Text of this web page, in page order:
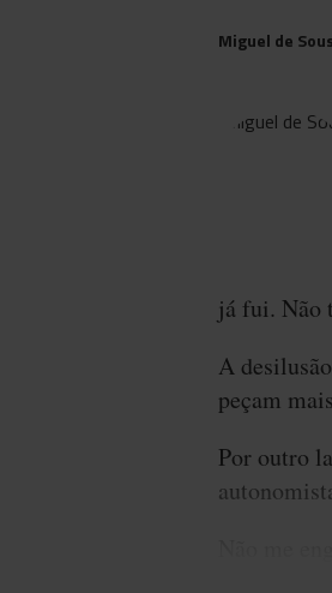
Miguel de
já fui. Não
A
peçam
Por outro